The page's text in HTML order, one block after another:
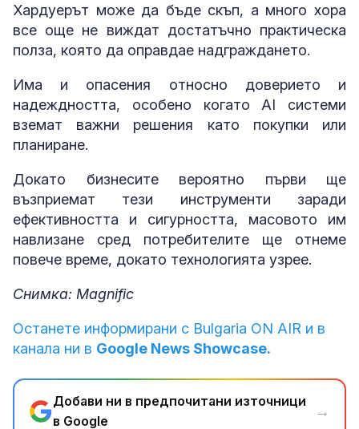
Хардуерът може да бъде скъп, а много хора
все още не виждат достатъчно практическа
полза, която да оправдае надграждането.
Има и опасения относно доверието и
надеждността, особено когато AI системи
вземат важни решения като покупки или
планиране.
Докато бизнесите вероятно първи ще
възприемат тези инструменти заради
ефективността и сигурността, масовото им
навлизане сред потребителите ще отнеме
повече време, докато технологията узрее.
Снимка: Magnific
Останете информирани с Bulgaria ON AIR и в
канала ни в Google News Showcase.
Добави ни в предпочитани източници
в Google
→